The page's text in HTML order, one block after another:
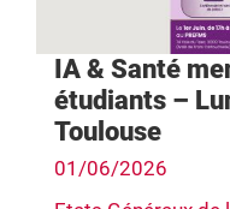
IA & Santé
étudiants –
Toulouse
01/06/2026